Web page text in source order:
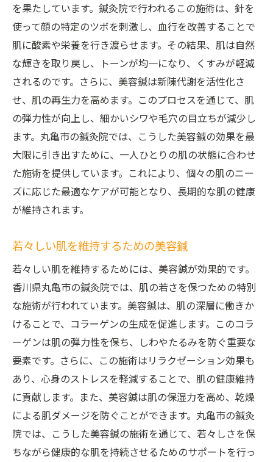
を果たしています。鍼灸院で行われるこの施術は、針を
使って顔の特定のツボを刺激し、血行を改善することで
肌に酸素や栄養を行き渡らせます。その結果、肌は自然
な輝きを取り戻し、トーンが均一になり、くすみが軽減
されるのです。さらに、美容鍼は新陳代謝を活性化さ
せ、肌の再生力を高めます。このプロセスを通じて、肌
の弾力性が向上し、細かいシワや毛穴の目立ちが減少し
ます。丸亀市の鍼灸院では、こうした美容鍼の効果を最
大限に引き出すために、一人ひとりの肌の状態に合わせ
た施術を提供しています。これにより、個々の肌のニー
ズに応じた最適なケアが可能となり、長期的な肌の健康
が維持されます。
若々しい肌を維持するための美容鍼
若々しい肌を維持するためには、美容鍼が効果的です。
香川県丸亀市の鍼灸院では、肌の若さを保つための特別
な施術が行われています。美容鍼は、肌の深層に働きか
けることで、コラーゲンの生成を促進します。このコラ
ーゲンは肌の弾力性を保ち、しわやたるみを防ぐ重要な
要素です。さらに、この施術はリラクゼーション効果も
あり、心身のストレスを軽減することで、肌の健康維持
に貢献します。また、美容鍼は肌の保湿力を高め、乾燥
による肌ダメージを防ぐことができます。丸亀市の鍼灸
院では、こうした美容鍼の施術を通じて、若々しさを保
ちながら健康的な肌を持続させるためのサポートを行っ